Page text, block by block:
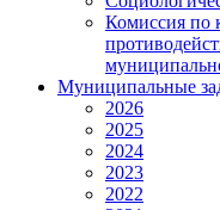
Комиссия по
Муниципальные
2026
2025
2024
2023
2022